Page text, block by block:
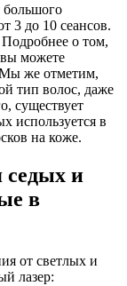
большого
3 до 10 сеансов.
о том,
вы можете
Мы же отметим,
тип волос, даже
существует
используется в
на коже.
седых и
в
от светлых и
лазер: